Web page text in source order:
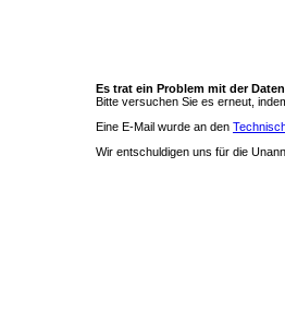
Es trat ein Problem mit der
Bitte versuchen Sie es erneut,
Eine E-Mail wurde an den
Wir entschuldigen uns für die